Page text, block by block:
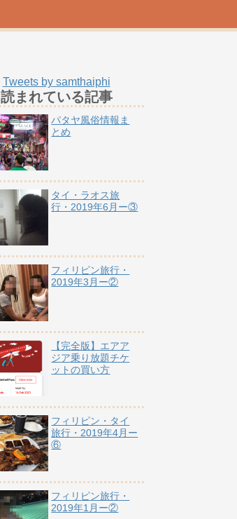
Tweets by samthaiphi
読まれている記事
パタヤ風俗情報ま
とめ
タイ・ラオス旅
行・2019年6月ー③
フィリピン旅行・
2019年3月ー②
【完全版】エアア
ジア乗り放題チケ
ットの買い方
フィリピン・タイ
旅行・2019年4月ー
⑥
フィリピン旅行・
2019年1月ー②